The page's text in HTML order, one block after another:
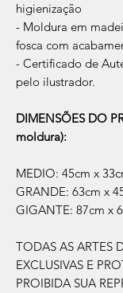
higienização
- Moldura em
fosca com
- Certificado de
pelo ilustrador.
DIMENSÕES DO
moldura):
MEDIO: 45cm x
GRANDE: 63cm x
GIGANTE: 87cm x
TODAS AS ARTES
EXCLUSIVAS E
PROIBIDA SUA